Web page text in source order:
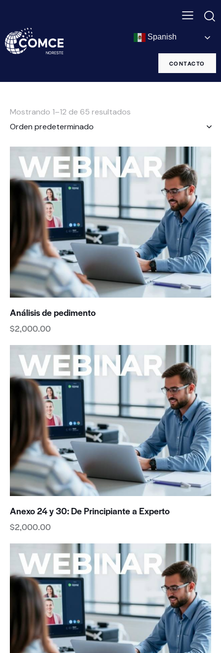
Spanish
CONTACTO
Mostrando 1–12 de 65 resultados
Análisis de pedimento
$2,000.00
Anexo 24 y 30: De Principiante a Experto
$2,000.00